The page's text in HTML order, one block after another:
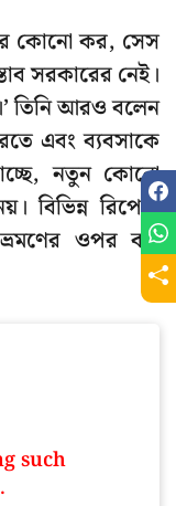
কোনো কর, সেস
সরকারের নেই।
তিনি আরও বলেন
এবং ব্যবসাকে
নতুন কোনো
বিভিন্ন রিপোর্ট
ভ্রমণের ওপর কর
such